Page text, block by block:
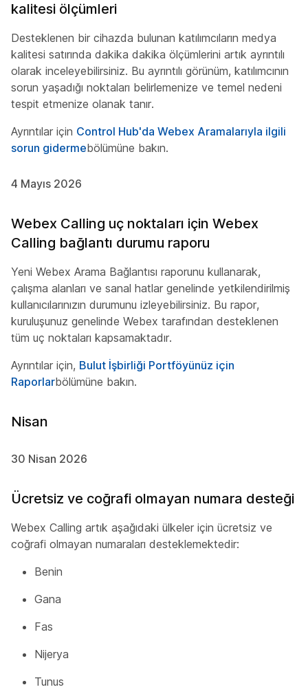
kalitesi ölçümleri
Desteklenen bir cihazda bulunan katılımcıların medya
kalitesi satırında dakika dakika ölçümlerini artık ayrıntılı
olarak inceleyebilirsiniz. Bu ayrıntılı görünüm, katılımcının
sorun yaşadığı noktaları belirlemenize ve temel nedeni
tespit etmenize olanak tanır.
Ayrıntılar için Control Hub'da Webex Aramalarıyla ilgili
sorun gidermebölümüne bakın.
4 Mayıs 2026
Webex Calling uç noktaları için Webex
Calling bağlantı durumu raporu
Yeni Webex Arama Bağlantısı raporunu kullanarak,
çalışma alanları ve sanal hatlar genelinde yetkilendirilmiş
kullanıcılarınızın durumunu izleyebilirsiniz. Bu rapor,
kuruluşunuz genelinde Webex tarafından desteklenen
tüm uç noktaları kapsamaktadır.
Ayrıntılar için, Bulut İşbirliği Portföyünüz için
Raporlarbölümüne bakın.
Nisan
30 Nisan 2026
Ücretsiz ve coğrafi olmayan numara desteği
Webex Calling artık aşağıdaki ülkeler için ücretsiz ve
coğrafi olmayan numaraları desteklemektedir:
Benin
Gana
Fas
Nijerya
Tunus